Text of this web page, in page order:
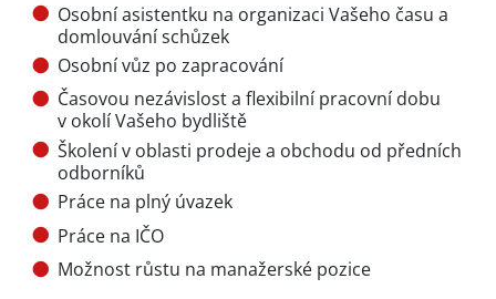
Osobní asistentku na organizaci Vašeho času a
domlouvání schůzek
Osobní vůz po zapracování
Časovou nezávislost a flexibilní pracovní dobu
v okolí Vašeho bydliště
Školení v oblasti prodeje a obchodu od předních
odborníků
Práce na plný úvazek
Práce na IČO
Možnost růstu na manažerské pozice